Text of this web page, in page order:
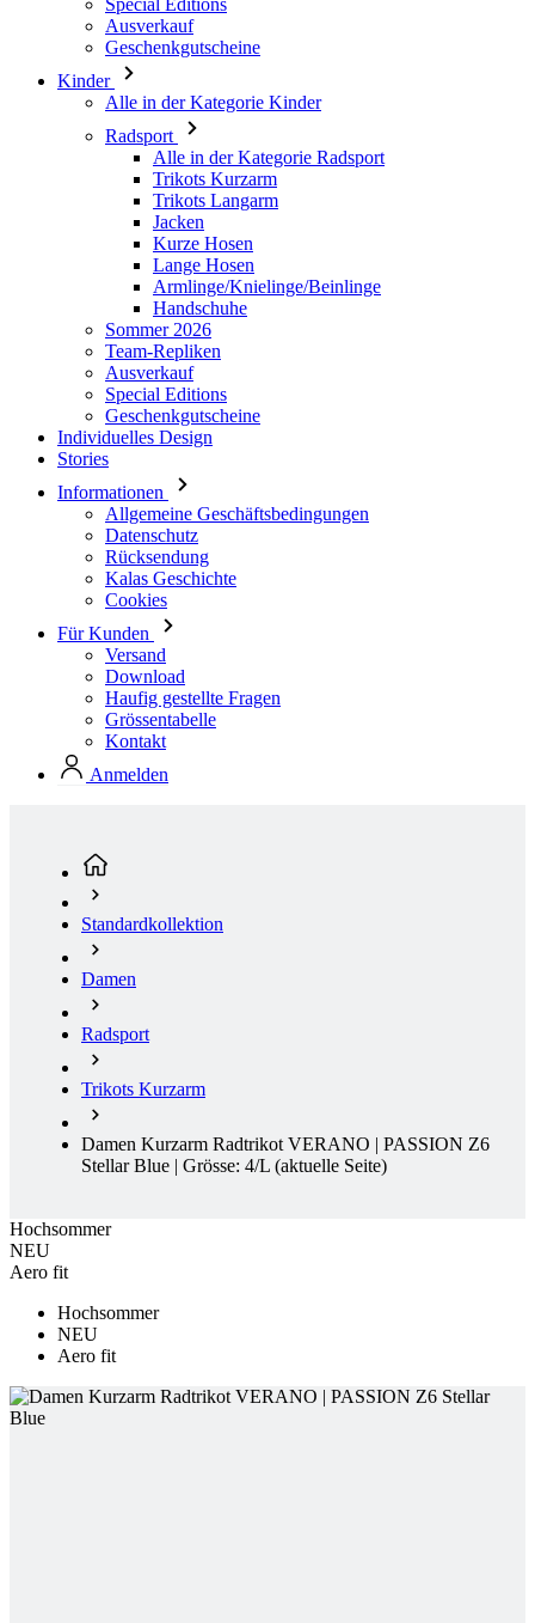
Radsport
Alle in der Kategorie Radsport
Trikots Langarm
Jacken
Kurze Hosen
Lange Hosen
Armlinge/Knielinge/Beinlinge
Handschuhe
Sommer 2026
Team-Repliken
Ausverkauf
Special Editions
Geschenkgutscheine
Individuelles Design
Stories
Informationen
Allgemeine Geschäftsbedingungen
Datenschutz
Rücksendung
Kalas Geschichte
Cookies
Für Kunden
Versand
Download
Haufig gestellte Fragen
Grössentabelle
Kontakt
Anmelden
Damen
Radsport
Trikots Kurzarm
Damen Kurzarm Radtrikot VERANO | PASSION Z6
Stellar Blue | Grösse: 4/L
Hochsommer
NEU